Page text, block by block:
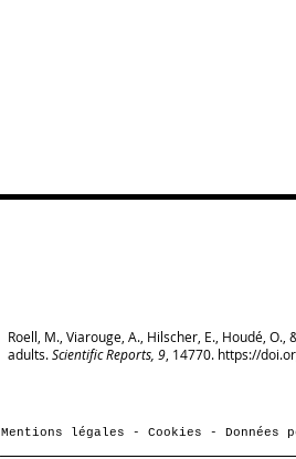
Roell, M., Viarouge, A., Hilscher, E., Houdé,
adults.Scientific Reports, 9 , 14770. https://
Mentions légales - Cookies - Données